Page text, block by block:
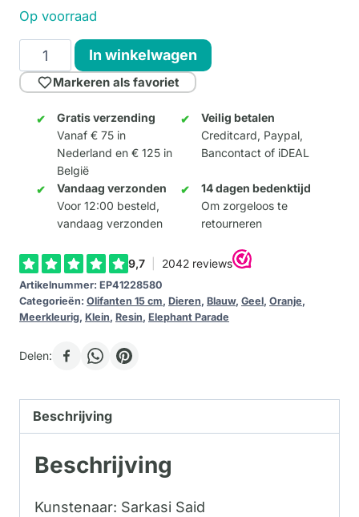
Op voorraad
Nature's
Pride
15cm
aantal
In winkelwagen
Markeren als favoriet
Gratis verzending
Vanaf € 75 in
Nederland en € 125 in
België
Veilig betalen
Creditcard, Paypal,
Bancontact of iDEAL
Vandaag verzonden
Voor 12:00 besteld,
vandaag verzonden
14 dagen bedenktijd
Om zorgeloos te
retourneren
Artikelnummer: EP41228580
Categorieën: Olifanten 15 cm, Dieren, Blauw, Geel, Oranje,
Meerkleurig, Klein, Resin, Elephant Parade
Delen:
Beschrijving
Beschrijving
Kunstenaar: Sarkasi Said